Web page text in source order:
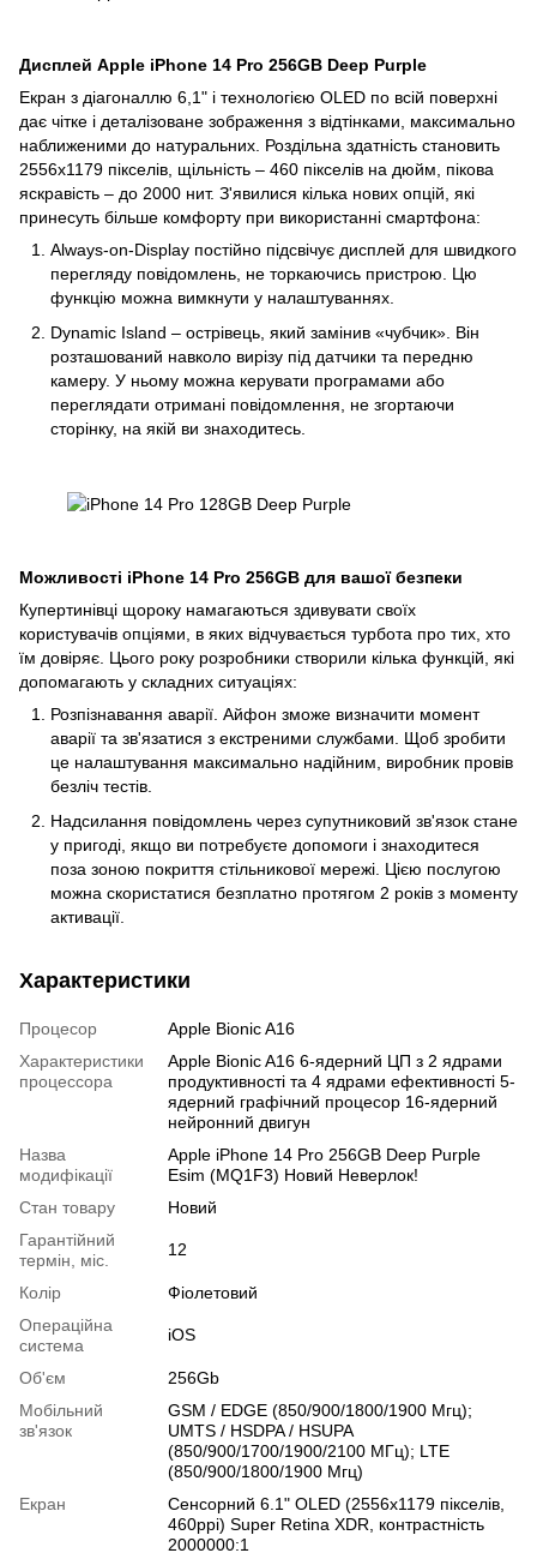
Дисплей Apple iPhone 14 Pro 256GB Deep Purple
Екран з діагоналлю 6,1" і технологією OLED по всій поверхні
дає чітке і деталізоване зображення з відтінками, максимально
наближеними до натуральних. Роздільна здатність становить
2556х1179 пікселів, щільність – 460 пікселів на дюйм, пікова
яскравість – до 2000 нит. З'явилися кілька нових опцій, які
принесуть більше комфорту при використанні смартфона:
Always-on-Display постійно підсвічує дисплей для швидкого
перегляду повідомлень, не торкаючись пристрою. Цю
функцію можна вимкнути у налаштуваннях.
Dynamic Island – острівець, який замінив «чубчик». Він
розташований навколо вирізу під датчики та передню
камеру. У ньому можна керувати програмами або
переглядати отримані повідомлення, не згортаючи
сторінку, на якій ви знаходитесь.
Можливості iPhone 14 Pro 256GB для вашої безпеки
Купертинівці щороку намагаються здивувати своїх
користувачів опціями, в яких відчувається турбота про тих, хто
їм довіряє. Цього року розробники створили кілька функцій, які
допомагають у складних ситуаціях:
Розпізнавання аварії. Айфон зможе визначити момент
аварії та зв'язатися з екстреними службами. Щоб зробити
це налаштування максимально надійним, виробник провів
безліч тестів.
Надсилання повідомлень через супутниковий зв'язок стане
у пригоді, якщо ви потребуєте допомоги і знаходитеся
поза зоною покриття стільникової мережі. Цією послугою
можна скористатися безплатно протягом 2 років з моменту
активації.
Характеристики
Процесор
Apple Bionic A16
Характеристики
процессора
Apple Bionic A16 6-ядерний ЦП з 2 ядрами
продуктивності та 4 ядрами ефективності 5-
ядерний графічний процесор 16-ядерний
нейронний двигун
Назва
модифікації
Apple iPhone 14 Pro 256GB Deep Purple
Esim (MQ1F3) Новий Неверлок!
Стан товару
Новий
Гарантійний
термін, міс.
12
Колір
Фіолетовий
Операційна
система
iOS
Об'єм
256Gb
Мобільний
зв'язок
GSM / EDGE (850/900/1800/1900 Мгц);
UMTS / HSDPA / HSUPA
(850/900/1700/1900/2100 МГц); LTE
(850/900/1800/1900 Мгц)
Екран
Сенсорний 6.1" OLED (2556x1179 пікселів,
460ppi) Super Retina XDR, контрастність
2000000:1